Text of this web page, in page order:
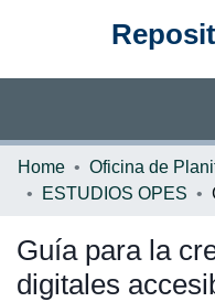
Communities &
Statistics
Home
ESTUDIOS OPES
Guía para la
digitales